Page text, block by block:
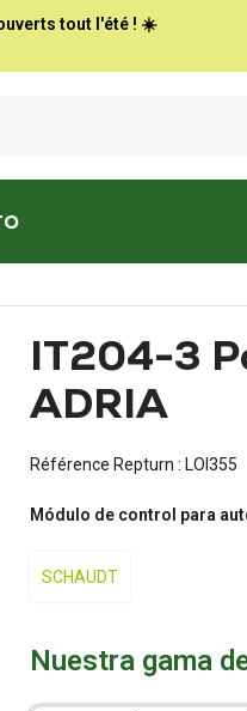
tout l'été ! ☀️
IT204-3
ADRIA
Référence Repturn : LOI355
Módulo de control para
SCHAUDT
Nuestra gama